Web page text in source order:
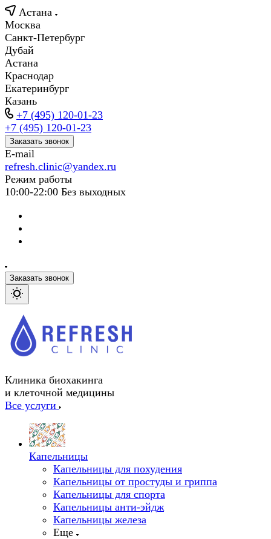
Астана
Москва
Санкт-Петербург
Дубай
Астана
Краснодар
Екатеринбург
Казань
+7 (495) 120-01-23
+7 (495) 120-01-23
Заказать звонок
E-mail
refresh.clinic@yandex.ru
Режим работы
10:00-22:00 Без выходных
Заказать звонок
Клиника биохакинга
и клеточной медицины
Все услуги
Капельницы
Капельницы для похудения
Капельницы от простуды и гриппа
Капельницы для спорта
Капельницы анти-эйдж
Капельницы железа
Еще